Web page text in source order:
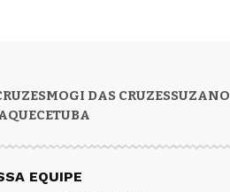
MOGI DAS CRUZESSUZANO
EQUIPE